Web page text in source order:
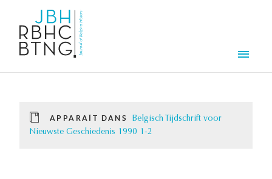
APPARAÎT DANS
Belgisch Tijdschrift voor
Nieuwste Geschiedenis 1990 1-2